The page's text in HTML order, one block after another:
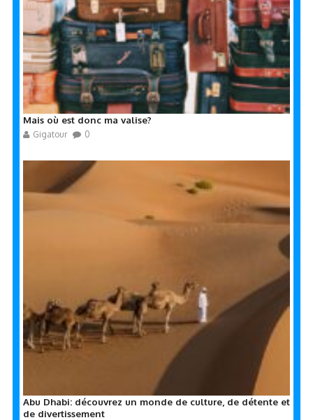
Mais où est donc ma valise?
Gigatour 0
Abu Dhabi: découvrez un monde de culture, de détente et
de divertissement